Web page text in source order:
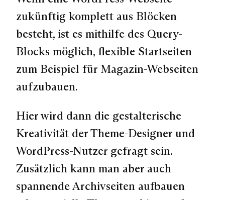
zukünftig komplett aus Blöcken
besteht, ist es mithilfe des Query-
Blocks möglich, flexible Startseiten
zum Beispiel für Magazin-Webseiten
aufzubauen.
Hier wird dann die gestalterische
Kreativität der Theme-Designer und
WordPress-Nutzer gefragt sein.
Zusätzlich kann man aber auch
spannende Archivseiten aufbauen